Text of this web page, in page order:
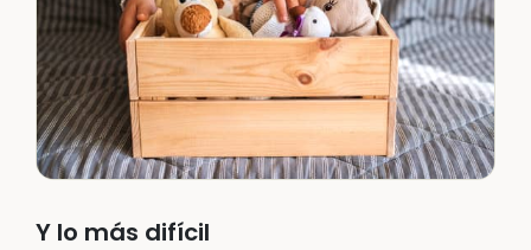
Y lo más difícil